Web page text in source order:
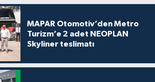
MAPAR Otomotiv’den Metro
Turizm’e 2 adet NEOPLAN
Skyliner teslimatı